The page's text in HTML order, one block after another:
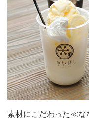
素材にこだわった≪な